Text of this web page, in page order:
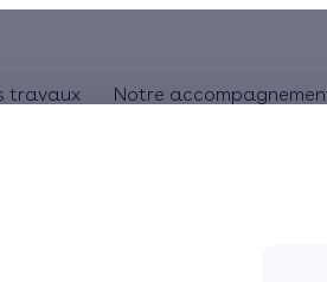
travaux Notre